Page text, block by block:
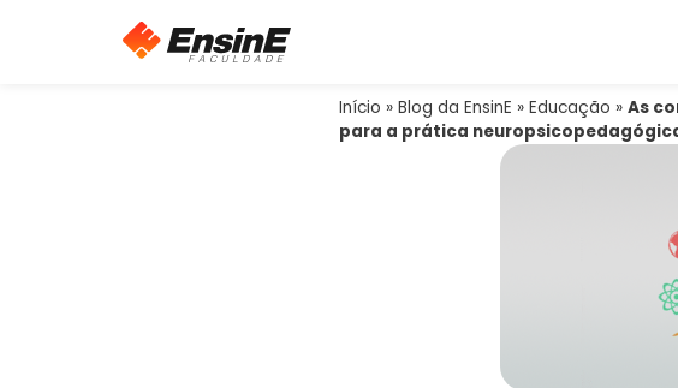
Início » Blog da EnsinE » Educação » As
para a prática